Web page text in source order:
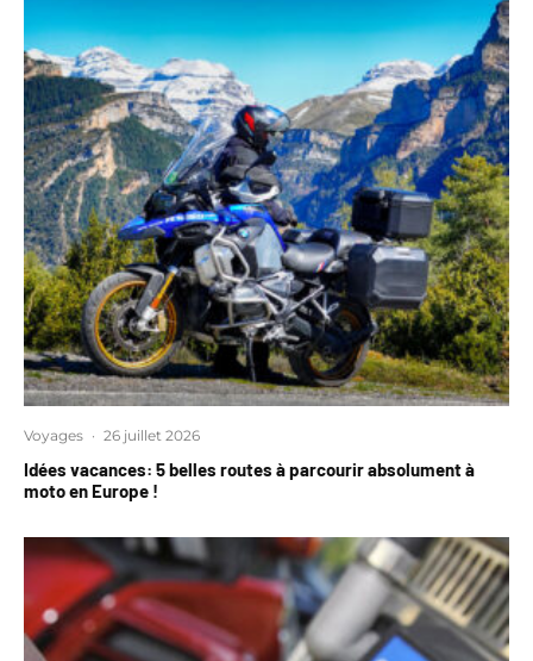
Voyages · 26 juillet 2026
Idées vacances: 5 belles routes à parcourir absolument à
moto en Europe !